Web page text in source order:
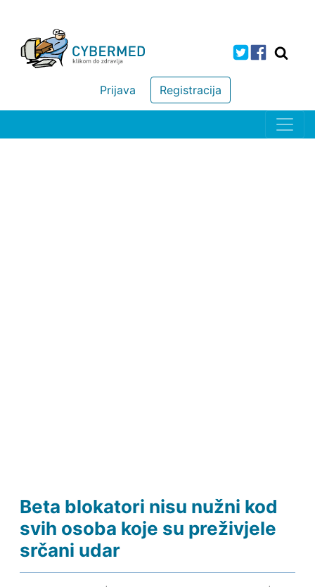
Registracija
Prijava
Beta blokatori nisu nužni kod
svih osoba koje su preživjele
srčani udar